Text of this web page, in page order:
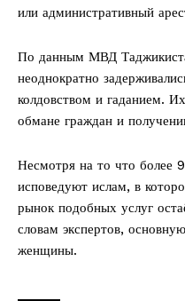
или административный
По данным МВД
неоднократно
колдовством и гаданием.
обмане граждан и
Несмотря на то что более
исповедуют ислам, в
рынок подобных услуг
словам экспертов,
женщины.